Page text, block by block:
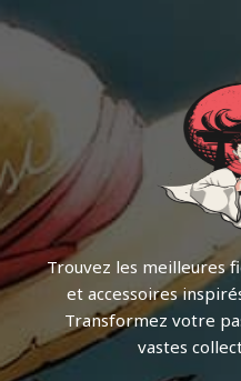
Trouvez les meilleures
et accessoires
Transformez votre
vastes